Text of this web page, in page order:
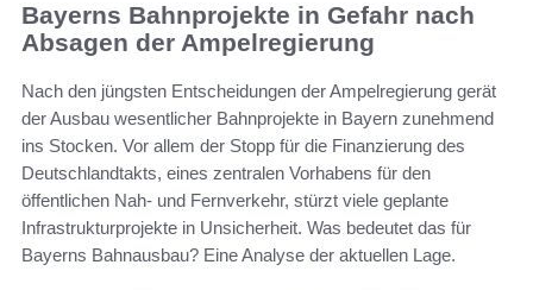
Bayerns Bahnprojekte in Gefahr nach
Absagen der Ampelregierung
Nach den jüngsten Entscheidungen der Ampelregierung gerät
der Ausbau wesentlicher Bahnprojekte in Bayern zunehmend
ins Stocken. Vor allem der Stopp für die Finanzierung des
Deutschlandtakts, eines zentralen Vorhabens für den
öffentlichen Nah- und Fernverkehr, stürzt viele geplante
Infrastrukturprojekte in Unsicherheit. Was bedeutet das für
Bayerns Bahnausbau? Eine Analyse der aktuellen Lage.